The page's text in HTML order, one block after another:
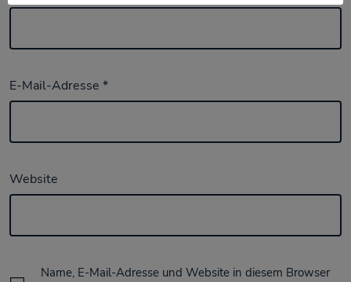
E-Mail-Adresse*
Website
Name, E-Mail-Adresse und Website in diesem Browser